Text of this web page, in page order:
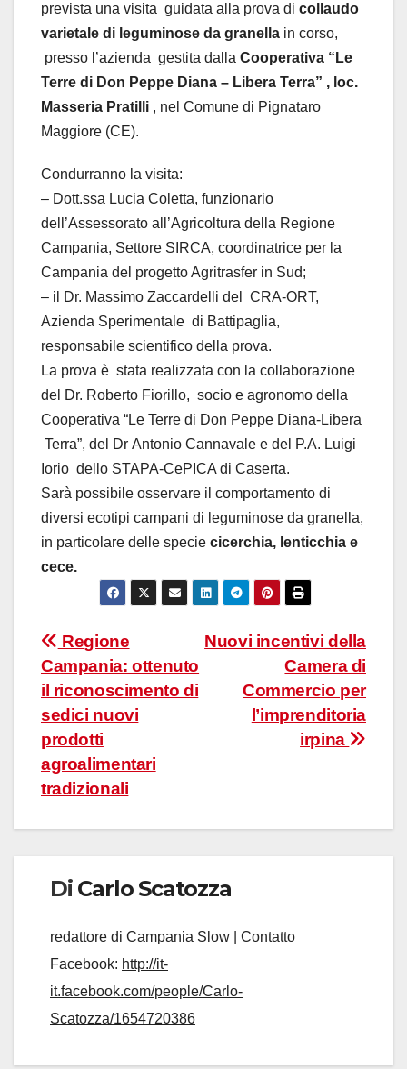
prevista una visita guidata alla prova di collaudo
varietale di leguminose da granella in corso,
presso l’azienda gestita dalla Cooperativa “Le
Terre di Don Peppe Diana – Libera Terra” , loc.
Masseria Pratilli , nel Comune di Pignataro
Maggiore (CE).
Condurranno la visita:
– Dott.ssa Lucia Coletta, funzionario
dell’Assessorato all’Agricoltura della Regione
Campania, Settore SIRCA, coordinatrice per la
Campania del progetto Agritrasfer in Sud;
– il Dr. Massimo Zaccardelli del CRA-ORT,
Azienda Sperimentale di Battipaglia,
responsabile scientifico della prova.
La prova è stata realizzata con la collaborazione
del Dr. Roberto Fiorillo, socio e agronomo della
Cooperativa “Le Terre di Don Peppe Diana-Libera
Terra”, del Dr Antonio Cannavale e del P.A. Luigi
Iorio dello STAPA-CePICA di Caserta.
Sarà possibile osservare il comportamento di
diversi ecotipi campani di leguminose da granella,
in particolare delle specie cicerchia, lenticchia e
cece.
Navigazione
articoli
Nuovi incentivi della
Camera di
Commercio per
l’imprenditoria
irpina
Regione
Campania: ottenuto
il riconoscimento di
sedici nuovi
prodotti
agroalimentari
tradizionali
Di Carlo Scatozza
redattore di Campania Slow | Contatto
Facebook: http://it-
it.facebook.com/people/Carlo-
Scatozza/1654720386